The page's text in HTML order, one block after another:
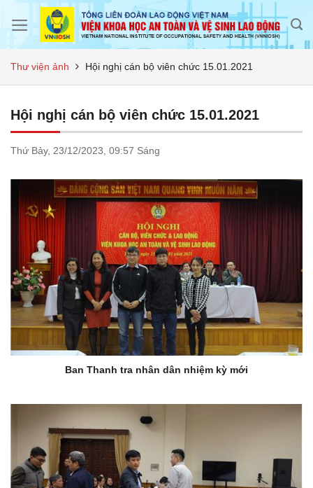
Thư viện ảnh Hội nghị cán bộ viên chức 15.01.2021
Hội nghị cán bộ viên chức 15.01.2021
Thứ Bảy, 23/12/2023, 09:57 Sáng
Ban Thanh tra nhân dân nhiệm kỳ mới